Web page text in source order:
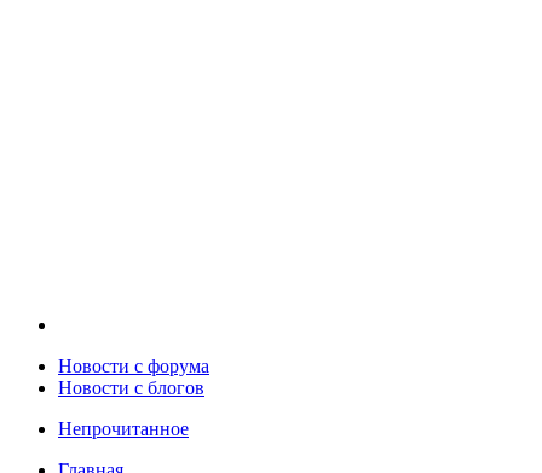
Новости c форума
Новости с блогов
Непрочитанное